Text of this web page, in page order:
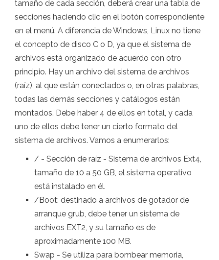
tamaño de cada sección, deberá crear una tabla de
secciones haciendo clic en el botón correspondiente
en el menú. A diferencia de Windows, Linux no tiene
el concepto de disco C o D, ya que el sistema de
archivos está organizado de acuerdo con otro
principio. Hay un archivo del sistema de archivos
(raíz), al que están conectados o, en otras palabras,
todas las demás secciones y catálogos están
montados. Debe haber 4 de ellos en total, y cada
uno de ellos debe tener un cierto formato del
sistema de archivos. Vamos a enumerarlos:
/ - Sección de raíz - Sistema de archivos Ext4,
tamaño de 10 a 50 GB, el sistema operativo
está instalado en él.
/Boot: destinado a archivos de gotador de
arranque grub, debe tener un sistema de
archivos EXT2, y su tamaño es de
aproximadamente 100 MB.
Swap - Se utiliza para bombear memoria,